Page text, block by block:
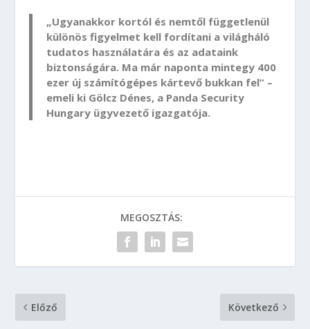
„Ugyanakkor kortól és nemtől függetlenül
különös figyelmet kell fordítani a világháló
tudatos használatára és az adataink
biztonságára. Ma már naponta mintegy 400
ezer új számítógépes kártevő bukkan fel” –
emeli ki Gölcz Dénes, a Panda Security
Hungary ügyvezető igazgatója.
MEGOSZTÁS:
Előző Következő